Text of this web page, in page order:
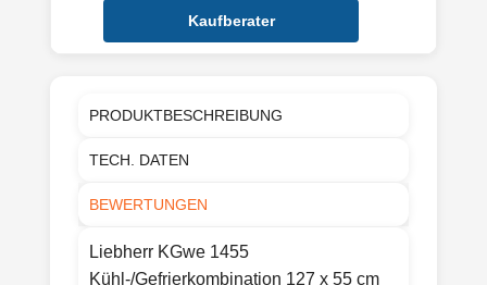
Kaufberater
PRODUKTBESCHREIBUNG
TECH. DATEN
BEWERTUNGEN
Liebherr KGwe 1455
Kühl-/Gefrierkombination 127 x 55 cm